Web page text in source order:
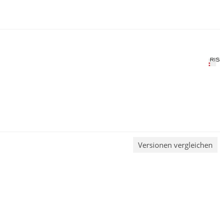
Versionen vergleichen